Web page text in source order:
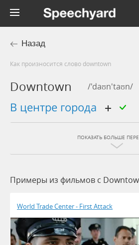
Назад
Как произносится слово downtown
Downtown /'daʊn'taʊn/
в центре города
ПОКАЗАТЬ БОЛЬШЕ
Примеры из фильмов c
World Trade Center - First Attack